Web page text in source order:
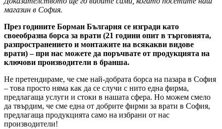
магазин в София.
През годините Борман България се изгради като
своеобразна борса за врати (21 години опит в търговията,
разпространението и монтажите на всякакви видове
врати) – при нас можете да поръчвате от продукцията на
ключови производители в бранша.
Не претендираме, че сме най-добрата борса на пазара в София
– това просто няма как да се случи с нито една фирма,
предлагаща услуги и стоки в нашата сфера. Но можем смело
да твърдим, че сме една от добрите фирми за врати в София,
предлагаща продукцията само на избрани от нас
производители!